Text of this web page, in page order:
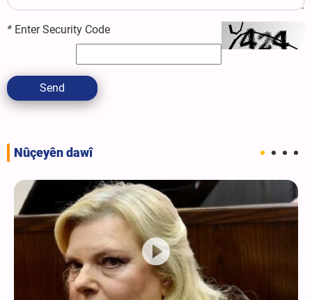
* Enter Security Code
Send
Nûçeyên dawî